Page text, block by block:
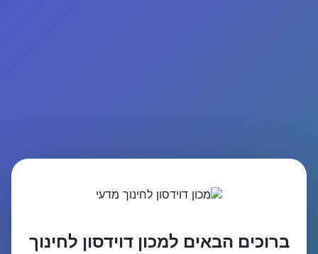
ברוכים הבאים למכון דוידסון לחינוך